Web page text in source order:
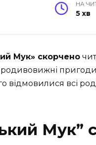
НА
5 хв
Мук» скорчено
відмовилися всі
Мук”